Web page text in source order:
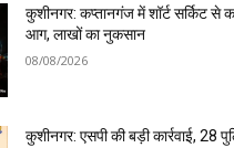
कुशीनगर: कप्तानगंज में शॉर्ट सर्किट से
आग, लाखों का नुकसान
08/08/2026
कुशीनगर: एसपी की बड़ी कार्रवाई, 28